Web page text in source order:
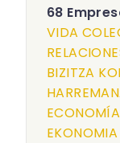
68
VIDA
BIZITZA
EKONOMIA